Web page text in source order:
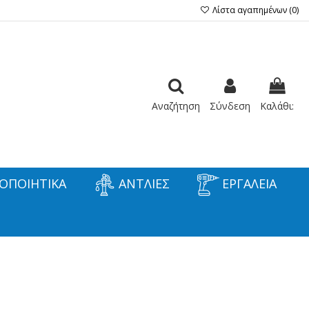
Λίστα αγαπημένων (0)
Αναζήτηση Σύνδεση Καλάθι:
ΑΝΤΛΙΕΣ ΕΡΓΑΛΕΙΑ